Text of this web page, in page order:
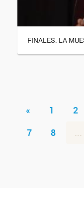
FINALES. LA
« 1 2
7
8 ...